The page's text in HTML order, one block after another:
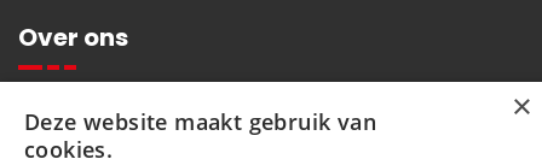
Over ons
Contact
×
Deze website maakt gebruik van
cookies.